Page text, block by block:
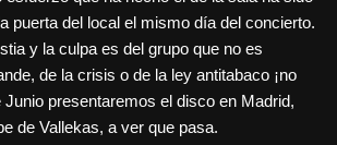
puerta del local el mismo día del concierto.
y la culpa es del grupo que no es
de la crisis o de la ley antitabaco ¡no
presentaremos el disco en Madrid,
de Vallekas, a ver que pasa.